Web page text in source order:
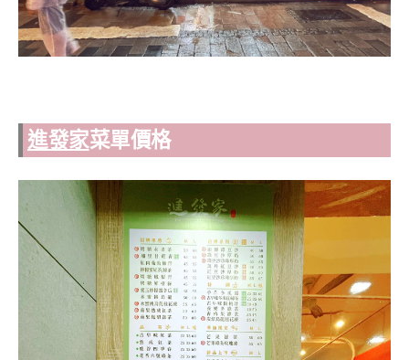
進發家菜單價格